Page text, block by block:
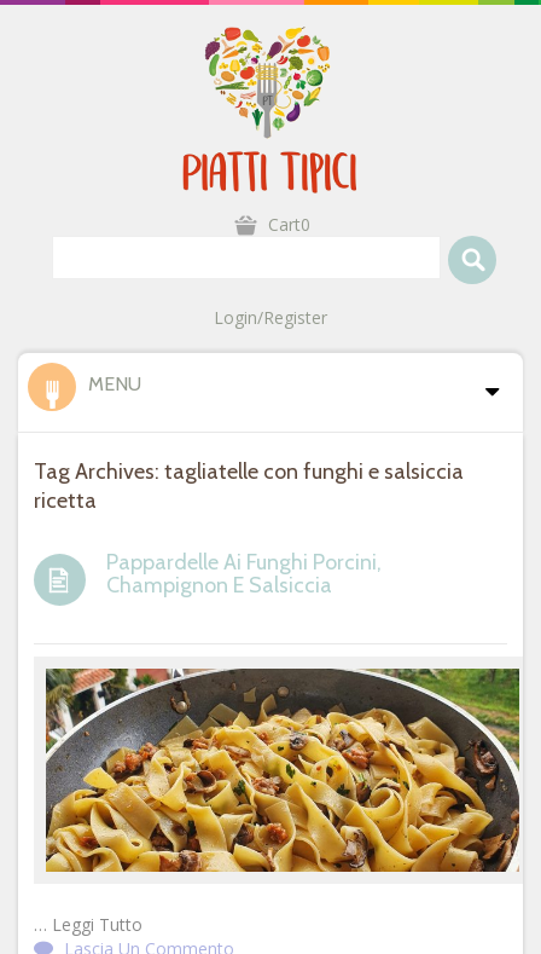
Cart0
Login/Register
MENU
Tag Archives: tagliatelle con funghi e salsiccia
ricetta
Pappardelle Ai Funghi Porcini,
Champignon E Salsiccia
… Leggi Tutto
Lascia Un Commento